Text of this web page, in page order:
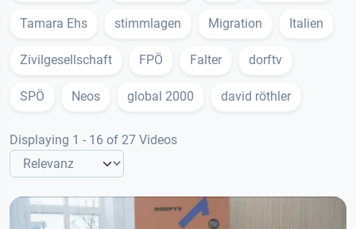
Tamara Ehs stimmlagen Migration Italien
Zivilgesellschaft FPÖ Falter dorftv
SPÖ Neos global 2000 david röthler
Displaying 1 - 16 of 27 Videos